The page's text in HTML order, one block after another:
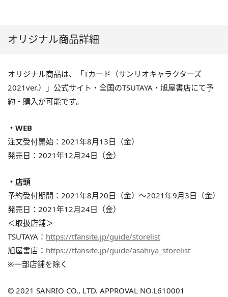
オリジナル商品詳細
オリジナル商品は、「Tカード（サンリオキャラクターズ
2021ver.）」公式サイト・全国のTSUTAYA・旭屋書店にて予
約・購入が可能です。
・WEB
注文受付開始：2021年8月13日（金）
発売日：2021年12月24日（金）
・店頭
予約受付期間：2021年8月20日（金）～2021年9月3日（金）
発売日：2021年12月24日（金）
＜取扱店舗＞
TSUTAYA： https://tfansite.jp/guide/storelist
旭屋書店： https://tfansite.jp/guide/asahiya_storelist
※一部店舗を除く
© 2021 SANRIO CO., LTD. APPROVAL NO.L610001